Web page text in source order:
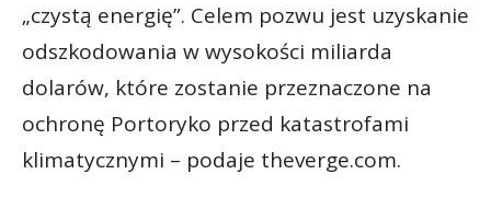
„czystą energię”. Celem pozwu jest uzyskanie
odszkodowania w wysokości miliarda
dolarów, które zostanie przeznaczone na
ochronę Portoryko przed katastrofami
klimatycznymi – podaje theverge.com.